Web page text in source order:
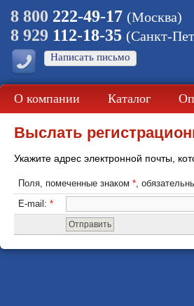
8 800 222-49-17 (Москва)
8 929 112-18-35 (Санкт-
Написать письмо
О компании Каталог
Выслать
Укажите адрес электронной почты,
Поля, помеченные знаком *,
E-mail: *